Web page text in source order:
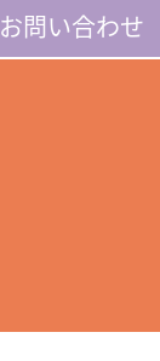
お問い合わせ